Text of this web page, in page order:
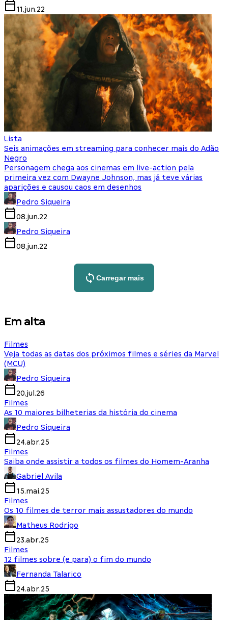
11.jun.22
Lista
Seis animações em streaming para conhecer mais do Adão
Negro
Personagem chega aos cinemas em live-action pela
primeira vez com Dwayne Johnson, mas já teve várias
aparições e causou caos em desenhos
Pedro Siqueira
08.jun.22
Pedro Siqueira
08.jun.22
Carregar mais
Em alta
Filmes
Veja todas as datas dos próximos filmes e séries da Marvel
(MCU)
Pedro Siqueira
20.jul.26
Filmes
As 10 maiores bilheterias da história do cinema
Pedro Siqueira
24.abr.25
Filmes
Saiba onde assistir a todos os filmes do Homem-Aranha
Gabriel Avila
15.mai.25
Filmes
Os 10 filmes de terror mais assustadores do mundo
Matheus Rodrigo
23.abr.25
Filmes
12 filmes sobre (e para) o fim do mundo
Fernanda Talarico
24.abr.25